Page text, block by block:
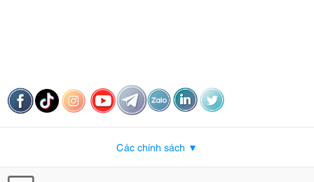
Các chính sách ▼